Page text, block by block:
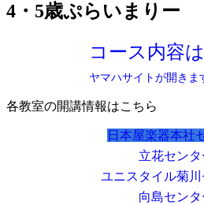
4・5歳ぷらいまりー
コース内容
ヤマハサイトが開きま
各教室の開講情報はこちら
日本屋楽器本社
立花センタ
ユニスタイル菊
向島センタ